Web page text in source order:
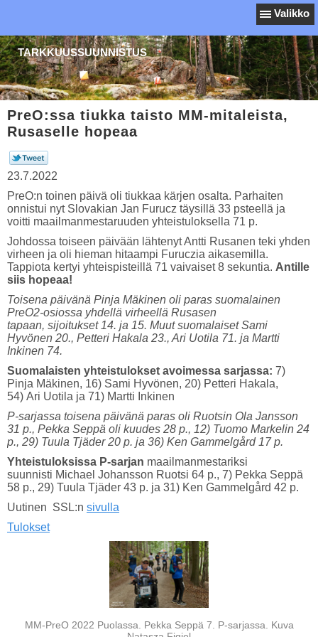
Valikko
TARKKUUSSUUNNISTUS
PreO:ssa tiukka taisto MM-mitaleista,
Rusaselle hopeaa
23.7.2022
PreO:n toinen päivä oli tiukkaa kärjen osalta. Parhaiten
onnistui nyt Slovakian Jan Furucz täysillä 33 psteellä ja
voitti maailmanmestaruuden yhteistuloksella 71 p.
Johdossa toiseen päivään lähtenyt Antti Rusanen teki yhden
virheen ja oli hieman hitaampi Furuczia aikasemilla.
Tappiota kertyi yhteispisteillä 71 vaivaiset 8 sekuntia. Antille
siis hopeaa!
Toisena päivänä Pinja Mäkinen oli paras suomalainen
PreO2-osiossa yhdellä virheellä Rusasen
tapaan, sijoitukset 14. ja 15. Muut suomalaiset Sami
Hyvönen 20., Petteri Hakala 23., Ari Uotila 71. ja Martti
Inkinen 74.
Suomalaisten yhteistulokset avoimessa sarjassa: 7)
Pinja Mäkinen, 16) Sami Hyvönen, 20) Petteri Hakala,
54) Ari Uotila ja 71) Martti Inkinen
P-sarjassa toisena päivänä paras oli Ruotsin Ola Jansson
31 p., Pekka Seppä oli kuudes 28 p., 12) Tuomo Markelin 24
p., 29) Tuula Tjäder 20 p. ja 36) Ken Gammelgård 17 p.
Yhteistuloksissa P-sarjan maailmanmestariksi
suunnisti Michael Johansson Ruotsi 64 p., 7) Pekka Seppä
58 p., 29) Tuula Tjäder 43 p. ja 31) Ken Gammelgård 42 p.
Uutinen SSL:n sivulla
Tulokset
MM-PreO 2022 Puolassa. Pekka Seppä 7. P-sarjassa. Kuva